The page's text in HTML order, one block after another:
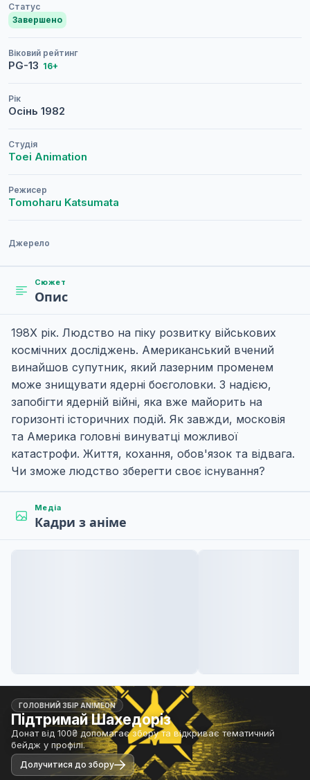
Статус
Завершено
Віковий рейтинг
PG-13 16+
Рік
Осінь 1982
Студія
Toei Animation
Режисер
Tomoharu Katsumata
Джерело
Сюжет
Опис
198Х рік. Людство на піку розвитку військових
космічних досліджень. Американський вчений
винайшов супутник, який лазерним променем
може знищувати ядерні боєголовки. З надією,
запобігти ядерній війні, яка вже майорить на
горизонті історичних подій. Як завжди, московія
та Америка головні винуватці можливої
катастрофи. Життя, кохання, обов'язок та відвага.
Чи зможе людство зберегти своє існування?
Медіа
Кадри з аніме
ГОЛОВНИЙ ЗБІР ANIMEON
Підтримай Шахедоріз
Донат від 100₴ допомагає збору та відкриває тематичний
бейдж у профілі.
Долучитися до збору